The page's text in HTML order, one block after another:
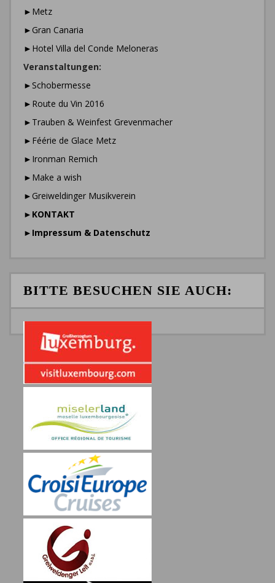
►Metz
►Gran Canaria
►Hotel Villa del Conde Meloneras
Veranstaltungen:
►Schobermesse
►Route du Vin 2016
►Trauben & Weinfest Grevenmacher
►Féérie de Glace Metz
►Ironman Remich
►Make a wish
►Greiweldinger Musikverein
► KONTAKT
► Impressum & Datenschutz
BITTE BESUCHEN SIE AUCH: